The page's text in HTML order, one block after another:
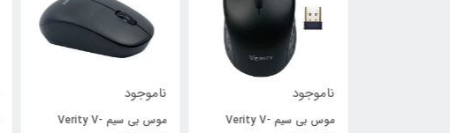
ناموجود
موس بی سیم Verity V-
ناموجود
موس بی سیم Verity V-